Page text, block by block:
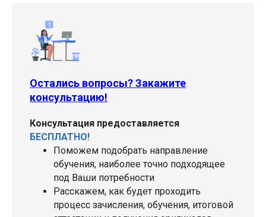
Остались вопросы? Закажите
консультацию!
Консультация предоставляется
БЕСПЛАТНО!
Поможем подобрать направление
обучения, наиболее точно подходящее
под Ваши потребности
Расскажем, как будет проходить
процесс зачисления, обучения, итоговой